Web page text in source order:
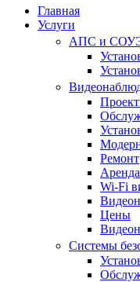
Главная
Услуги
АПС и
Ремонт
Аренда
Wi-Fi
Цены
Системы